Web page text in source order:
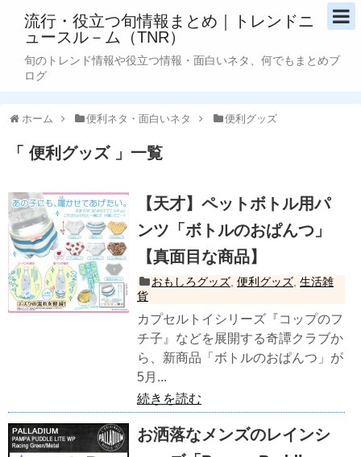
流行・役立つ旬情報まとめ｜トレンドニ
ュースル－ム（TNR）
旬のトレンド情報や役立つ情報・面白いネタ、何でもまとめブ
ログ
ホーム 便利ネタ・面白いネタ 便利グッズ
便利グッズ 一覧
【天才】ペットボトル用パ
ンツ「ボトルのおぱんつ」
【真面目な商品】
おもしろグッズ, 便利グッズ, 生活雑
貨
カプセルトイシリーズ『コップのフ
チ子』などを展開する奇譚クラブか
ら、新商品「ボトルのおぱんつ」が
5月...
続きを読む
お洒落なメンズのレインシ